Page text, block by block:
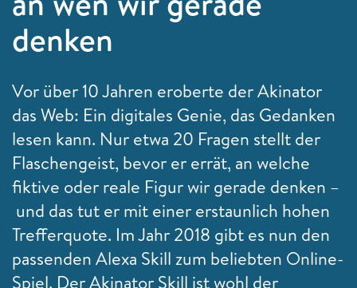
denken
Vor über 10 Jahren eroberte der Akinator
das Web: Ein digitales Genie, das Gedanken
lesen kann. Nur etwa 20 Fragen stellt der
Flaschengeist, bevor er errät, an welche
fiktive oder reale Figur wir gerade denken –
und das tut er mit einer erstaunlich hohen
Trefferquote. Im Jahr 2018 gibt es nun den
passenden Alexa Skill zum beliebten Online-
Spiel. Der Akinator Skill ist wohl der